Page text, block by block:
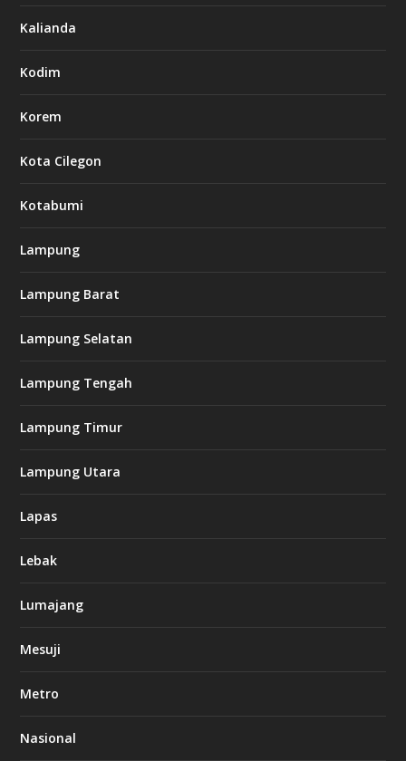
Kalianda
Kodim
Korem
Kota Cilegon
Kotabumi
Lampung
Lampung Barat
Lampung Selatan
Lampung Tengah
Lampung Timur
Lampung Utara
Lapas
Lebak
Lumajang
Mesuji
Metro
Nasional